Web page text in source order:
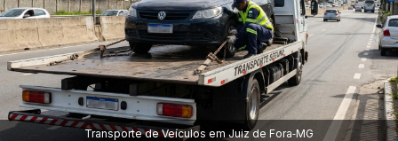
Transporte de Veículos em Juiz de Fora‑MG